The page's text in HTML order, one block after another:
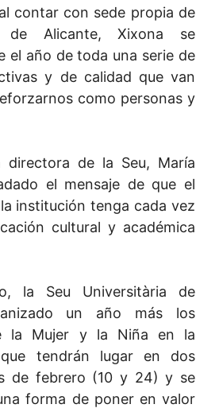
contar con sede propia de
de Alicante, Xixona se
el año de toda una serie de
y de calidad que van
como personas y
de la Seu, María
el mensaje de que el
institución tenga cada vez
cultural y académica
la Seu Universitària de
un año más los
la Mujer y la Niña en la
que tendrán lugar en dos
de febrero (10 y 24) y se
forma de poner en valor